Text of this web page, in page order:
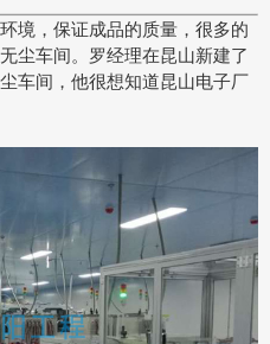
境，保证成品的质量，很多的
尘车间。罗经理在昆山新建了
车间，他很想知道昆山电子厂